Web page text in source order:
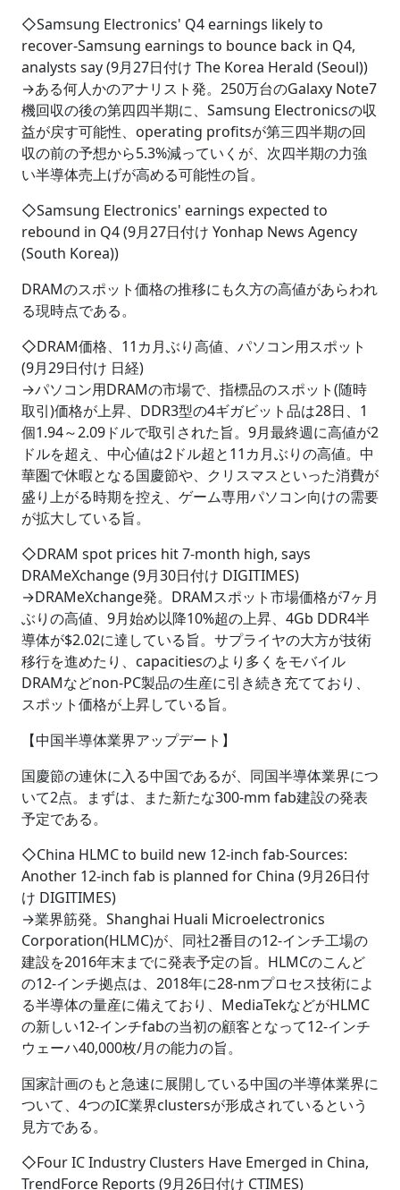
◇Samsung Electronics' Q4 earnings likely to
recover-Samsung earnings to bounce back in Q4,
analysts say (9月27日付け The Korea Herald (Seoul))
→ある何人かのアナリスト発。250万台のGalaxy Note7
機回収の後の第四四半期に、Samsung Electronicsの収
益が戻す可能性、operating profitsが第三四半期の回
収の前の予想から5.3%減っていくが、次四半期の力強
い半導体売上げが高める可能性の旨。
◇Samsung Electronics' earnings expected to
rebound in Q4 (9月27日付け Yonhap News Agency
(South Korea))
DRAMのスポット価格の推移にも久方の高値があらわれ
る現時点である。
◇DRAM価格、11カ月ぶり高値、パソコン用スポット
(9月29日付け 日経)
→パソコン用DRAMの市場で、指標品のスポット(随時
取引)価格が上昇、DDR3型の4ギガビット品は28日、1
個1.94～2.09ドルで取引された旨。9月最終週に高値が2
ドルを超え、中心値は2ドル超と11カ月ぶりの高値。中
華圏で休暇となる国慶節や、クリスマスといった消費が
盛り上がる時期を控え、ゲーム専用パソコン向けの需要
が拡大している旨。
◇DRAM spot prices hit 7-month high, says
DRAMeXchange (9月30日付け DIGITIMES)
→DRAMeXchange発。DRAMスポット市場価格が7ヶ月
ぶりの高値、9月始め以降10%超の上昇、4Gb DDR4半
導体が$2.02に達している旨。サプライヤの大方が技術
移行を進めたり、capacitiesのより多くをモバイル
DRAMなどnon-PC製品の生産に引き続き充てており、
スポット価格が上昇している旨。
【中国半導体業界アップデート】
国慶節の連休に入る中国であるが、同国半導体業界につ
いて2点。まずは、また新たな300-mm fab建設の発表
予定である。
◇China HLMC to build new 12-inch fab-Sources:
Another 12-inch fab is planned for China (9月26日付
け DIGITIMES)
→業界筋発。Shanghai Huali Microelectronics
Corporation(HLMC)が、同社2番目の12-インチ工場の
建設を2016年末までに発表予定の旨。HLMCのこんど
の12-インチ拠点は、2018年に28-nmプロセス技術によ
る半導体の量産に備えており、MediaTekなどがHLMC
の新しい12-インチfabの当初の顧客となって12-インチ
ウェーハ40,000枚/月の能力の旨。
国家計画のもと急速に展開している中国の半導体業界に
ついて、4つのIC業界clustersが形成されているという
見方である。
◇Four IC Industry Clusters Have Emerged in China,
TrendForce Reports (9月26日付け CTIMES)